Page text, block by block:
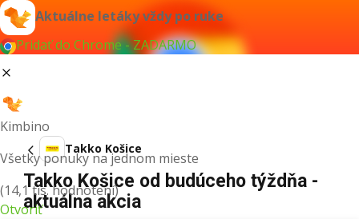
Aktuálne letáky vždy po ruke
Pridať do Chrome - ZADARMO
Kimbino
Všetky ponuky na jednom mieste
(14,1 tis. hodnotení)
Otvoriť
Takko Košice
Takko Košice od budúceho týždňa -
aktuálna akcia